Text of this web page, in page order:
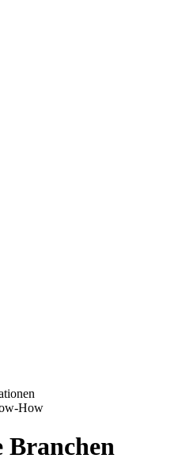
How
Branchen